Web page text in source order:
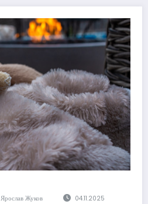
Ярослав Жуков 04.11.2025